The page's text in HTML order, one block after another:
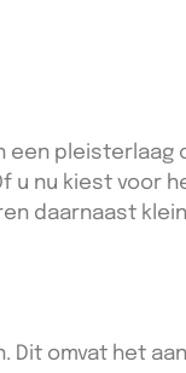
u nu kiest voor
daarnaast
omvat het